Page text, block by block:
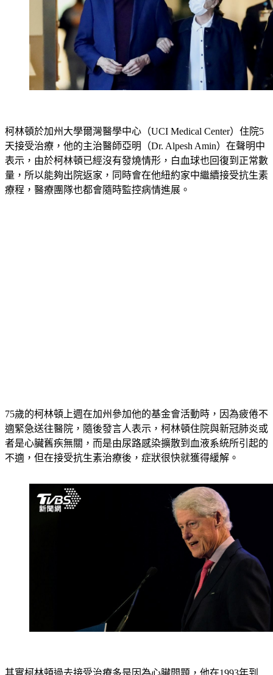
柯林頓於加州大學爾灣醫學中心（UCI Medical Center）住院5
天接受治療，他的主治醫師亞明（Dr. Alpesh Amin）在聲明中
表示，由於柯林頓已經沒有發燒情形，白血球也回復到正常數
量，所以能夠出院返家，同時會在他紐約家中繼續接受抗生素
75歲的柯林頓上週在加州參加他的基金會活動時，因為疲倦不
適緊急送往醫院，隨後發言人表示，柯林頓住院與新冠肺炎或
者是心臟舊疾無關，而是由尿路感染擴散到血液系統所引起的